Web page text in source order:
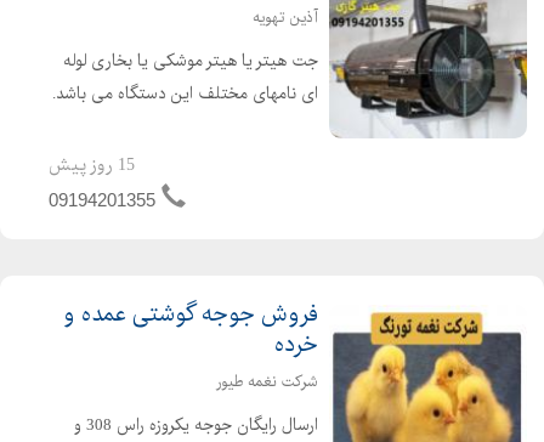
آذین تهویه
جت هیتر یا هیتر موشکی یا بخاری لوله
ای نامهای مختلف این دستگاه می باشد.
گرم کردن سالن های تولید ، دامداری ها،
مرغداری ها و گلخانه ها می باشد. از جت
15 روز پیش
09194201355
فروش جوجه گوشتی عمده و
خرده
شرکت نغمه طیور
ارسال رایگان جوجه یکروزه راس 308 و